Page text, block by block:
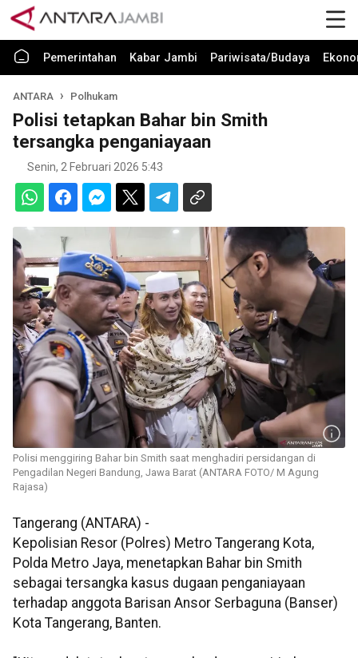
Pemerintahan Kabar Jambi Pariwisata/Budaya
ANTARA Polhukam
Polisi tetapkan Bahar bin Smith
tersangka penganiayaan
Senin, 2 Februari 2026 5:43
Polisi menggiring Bahar bin Smith saat menghadiri persidangan di
Pengadilan Negeri Bandung, Jawa Barat (ANTARA FOTO/ M Agung
Rajasa)
Tangerang (ANTARA) -
Kepolisian Resor (Polres) Metro Tangerang Kota,
Polda Metro Jaya, menetapkan Bahar bin Smith
sebagai tersangka kasus dugaan penganiayaan
terhadap anggota Barisan Ansor Serbaguna (Banser)
Kota Tangerang, Banten.